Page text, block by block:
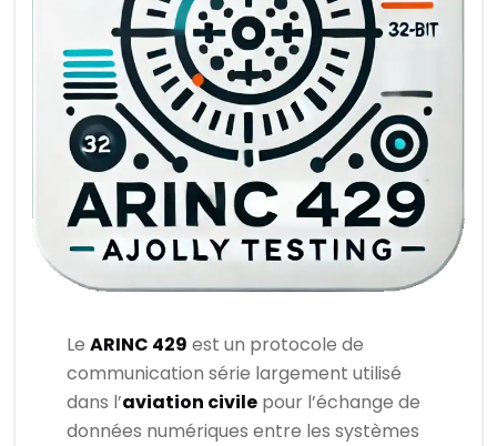
LeARINC 429 est un protocole de
communication série largement utilisé
dans l’aviation civile pour l’échange de
données numériques entre les systèmes